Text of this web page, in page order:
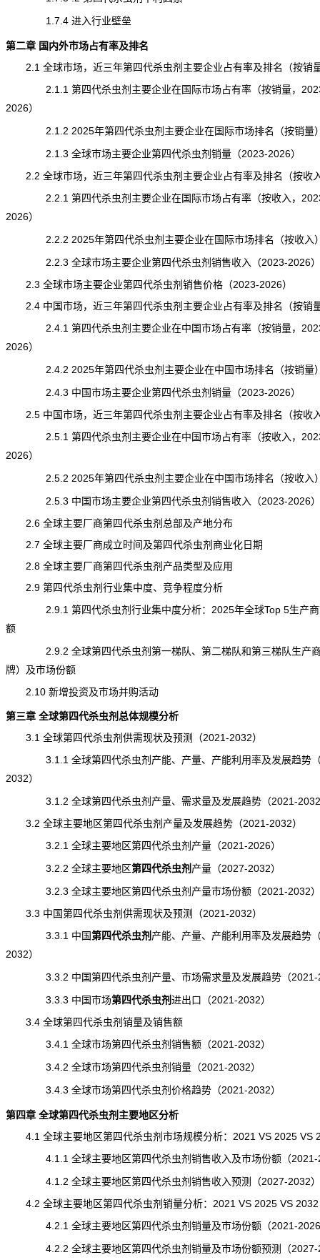
1.7.4 进入行业壁垒
第二章 国内外市场占有率及排名
2.1 全球市场，近三年第四代杀虫剂主要企业占有率及排名（按销
2.1.1 第四代杀虫剂主要企业在国际市场占有率（按销量，
2026）
2.1.2 2025年第四代杀虫剂主要企业在国际市场排名（按销量
2.1.3 全球市场主要企业第四代杀虫剂销量（2023-2026）
2.2 全球市场，近三年第四代杀虫剂主要企业占有率及排名（按收
2.2.1 第四代杀虫剂主要企业在国际市场占有率（按收入，
2026）
2.2.2 2025年第四代杀虫剂主要企业在国际市场排名（按收入
2.2.3 全球市场主要企业第四代杀虫剂销售收入（2023-2026）
2.3 全球市场主要企业第四代杀虫剂销售价格（2023-2026）
2.4 中国市场，近三年第四代杀虫剂主要企业占有率及排名（按销
2.4.1 第四代杀虫剂主要企业在中国市场占有率（按销量，
2026）
2.4.2 2025年第四代杀虫剂主要企业在中国市场排名（按销量
2.4.3 中国市场主要企业第四代杀虫剂销量（2023-2026）
2.5 中国市场，近三年第四代杀虫剂主要企业占有率及排名（按收
2.5.1 第四代杀虫剂主要企业在中国市场占有率（按收入，
2026）
2.5.2 2025年第四代杀虫剂主要企业在中国市场排名（按收入
2.5.3 中国市场主要企业第四代杀虫剂销售收入（2023-2026）
2.6 全球主要厂商第四代杀虫剂总部及产地分布
2.7 全球主要厂商成立时间及第四代杀虫剂商业化日期
2.8 全球主要厂商第四代杀虫剂产品类型及应用
2.9 第四代杀虫剂行业集中度、竞争程度分析
2.9.1 第四代杀虫剂行业集中度分析：2025年全球Top 5生产商
额
2.9.2 全球第四代杀虫剂第一梯队、第二梯队和第三梯队生产
牌）及市场份额
2.10 新增投资及市场并购活动
第三章 全球第四代杀虫剂总体规模分析
3.1 全球第四代杀虫剂供需现状及预测（2021-2032）
3.1.1 全球第四代杀虫剂 产能、产量、产能利用率及发展趋势
2032）
3.1.2 全球第四代杀虫剂产量、需求量及发展趋势（2021-
3.2 全球主要地区第四代杀虫剂产量及发展趋势（2021-2032）
3.2.1 全球主要地区第四代杀虫剂产量（2021-2026）
3.2.2 全球主要地区第四代杀虫剂 产量（2027-2032）
3.2.3 全球主要地区第四代杀虫剂产量市场份额（2021-2032）
3.3 中国第四代杀虫剂供需现状及预测（2021-2032）
3.3.1 中国第四代杀虫剂 产能、产量、产能利用率及发展趋势
2032）
3.3.2 中国第四代杀虫剂产量、市场需求量及发展趋势（2021-
3.3.3 中国市场第四代杀虫剂进出口 （2021-2032）
3.4 全球第四代杀虫剂销量及销售额
3.4.1 全球市场第四代杀虫剂销售额（2021-2032）
3.4.2 全球市场第四代杀虫剂销量（2021-2032）
3.4.3 全球市场第四代杀虫剂价格趋势（2021-2032）
第四章 全球第四代杀虫剂主要地区分析
4.1 全球主要地区第四代杀虫剂市场规模分析：2021 VS 2025 VS
4.1.1 全球主要地区第四代杀虫剂销售收入及市场份额（2021-
4.1.2 全球主要地区第四代杀虫剂销售收入预测（2027-2032）
4.2 全球主要地区第四代杀虫剂销量分析：2021 VS 2025 VS 2032
4.2.1 全球主要地区第四代杀虫剂销量及市场份额（2021-
4.2.2 全球主要地区第四代杀虫剂销量及市场份额预测（2027-